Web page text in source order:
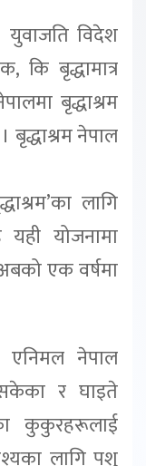
विदेश
बृद्धामात्र
बृद्धाश्रम
नेपाल
लागि
योजनामा
एक वर्षमा
एनिमल नेपाल
र घाइते
कुकुरहरूलाई
लागि पशु